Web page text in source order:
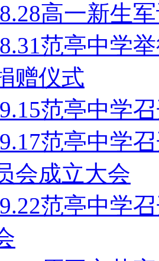
高一新生
范亭中学
赠仪式
范亭中学
范亭中学
会成立大会
范亭中学